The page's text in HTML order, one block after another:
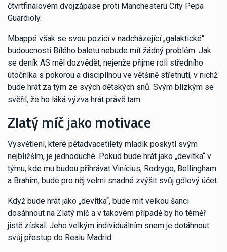
čtvrtfinálovém dvojzápase proti Manchesteru City Pepa
Guardioly.
Mbappé však se svou pozicí v nadcházející „galaktické“
budoucnosti Bílého baletu nebude mít žádný problém. Jak
se deník AS měl dozvědět, nejenže přijme roli středního
útočníka s pokorou a disciplínou ve většině střetnutí, v nichž
bude hrát za tým ze svých dětských snů. Svým blízkým se
svěřil, že ho láká výzva hrát právě tam.
Zlatý míč jako motivace
Vysvětlení, které pětadvacetiletý mladík poskytl svým
nejbližším, je jednoduché. Pokud bude hrát jako „devítka“ v
týmu, kde mu budou přihrávat Vinícius, Rodrygo, Bellingham
a Brahim, bude pro něj velmi snadné zvýšit svůj gólový účet.
Když bude hrát jako „devítka“, bude mít velkou šanci
dosáhnout na Zlatý míč a v takovém případě by ho téměř
jistě získal. Jeho velkým individuálním snem je dotáhnout
svůj přestup do Realu Madrid.